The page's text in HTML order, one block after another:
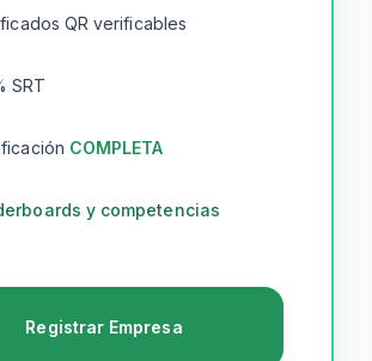
QR verificables
SRT
COMPLETA
y competencias
Registrar Empresa